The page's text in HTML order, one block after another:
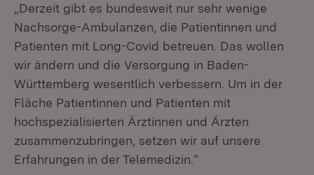
„Derzeit gibt es bundesweit nur sehr wenige
Nachsorge-Ambulanzen, die Patientinnen und
Patienten mit Long-Covid betreuen. Das wollen
wir ändern und die Versorgung in Baden-
Württemberg wesentlich verbessern. Um in der
Fläche Patientinnen und Patienten mit
hochspezialisierten Ärztinnen und Ärzten
zusammenzubringen, setzen wir auf unsere
Erfahrungen in der Telemedizin.“